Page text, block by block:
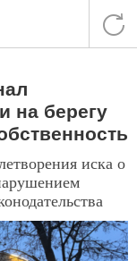
на берегу
иска о